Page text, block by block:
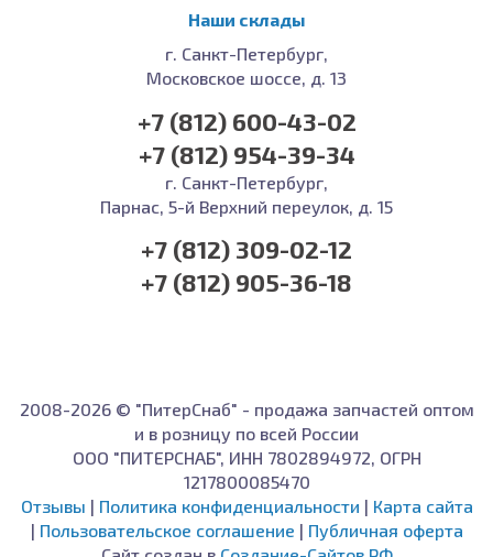
Наши склады
г. Санкт-Петербург,
Московское шоссе, д. 13
+7 (812) 600-43-02
+7 (812) 954-39-34
г. Санкт-Петербург,
Парнас, 5-й Верхний переулок, д. 15
+7 (812) 309-02-12
+7 (812) 905-36-18
2008-2026 © "ПитерСнаб" - продажа запчастей оптом
и в розницу по всей России
ООО "ПИТЕРСНАБ", ИНН 7802894972, ОГРН
1217800085470
Отзывы | Политика конфиденциальности | Карта сайта
| Пользовательское соглашение | Публичная оферта